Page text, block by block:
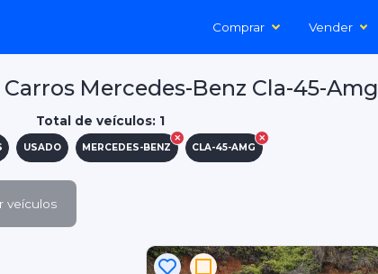
Comprar Vender
Mercedes-Benz Cla-45-Amg
Total de veículos: 1
USADO MERCEDES-BENZ CLA-45-AMG
veículos